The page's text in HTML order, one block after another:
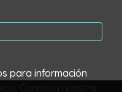
para información